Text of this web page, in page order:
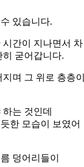
있습니다.
시간이 지나면서 차
굳어갑니다.
며 그 위로 층층
는 것인데
한 모습이 보였어
덩어리들이